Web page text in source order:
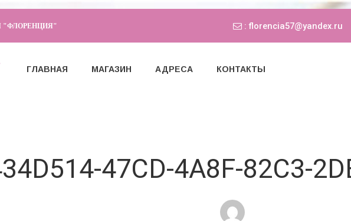
"ФЛОРЕНЦИЯ" : florencia57@yandex.ru
ГЛАВНАЯ МАГАЗИН АДРЕСА КОНТАКТЫ
47CD-4A8F-82C3-